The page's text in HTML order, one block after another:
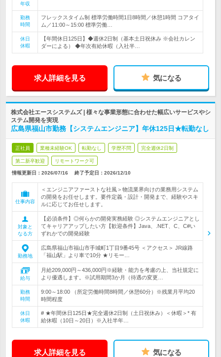
年収
勤務
時間
フレックスタイム制 標準労働時間1日8時間／休憩1時間 コアタイ
ム／11:00～15:00 標準労働…
休日
休暇
【年間休日125日】◆週休2日制（基本土日祝休み ※会社カレン
ダーによる） ◆年次有給休暇（入社半…
求人詳細を見る 気になる
株式会社エースシステムズ | 様々な事業形態に合わせた幅広いサービスやシ
ステム開発を実現
広島県福山市勤務【システムエンジニア】年休125日★転勤なし
正社員 業種未経験OK 転勤なし 学歴不問 完全週休2日制
第二新卒歓迎 リモートワーク可
情報更新日：2026/07/16 終了予定日： 2026/12/10
仕事内容
＜エンジニアファーストな社風＞物流業界向けの業務用システム
の開発をお任せします。要件定義・設計・開発まで、経験やスキ
ルに応じてお任せします。
対象と
なる方
【必須条件】◎何らかの開発実務経験 ◎システムエンジニアとし
てキャリアアップしたい方【歓迎条件】Java、.NET、C、C#い
ずれかでの開発経験
勤務地
広島県福山市福山市手城町1丁目9番45号 ＜アクセス＞ JR線路
「福山駅」より車で10分 ★リモー…
給与
月給209,000円～436,000円※経験・能力を考慮の上、当社規定に
より優遇します。※試用期間3か月（待遇の変更…
勤務
時間
9:00～18:00 （所定労働時間8時間／休憩60分）※残業月平均20
時間程度
休日
休暇
# ★年間休日125日★完全週休2日制（土日祝休み）＜休暇＞* 有
給休暇（10日～20日）※入社半年…
求人詳細を見る 気になる